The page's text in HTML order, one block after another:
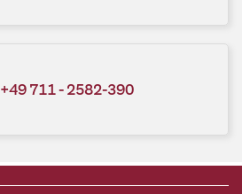
+49 711 - 2582-390